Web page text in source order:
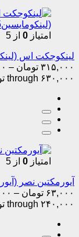
امتیاز 0 از 5
لینکوجکت اس
۳۱۵,۰۰۰ تومان –
through ۶۳۰,۰۰۰ تومان
امتیاز 0 از 5
آیورمکتین نصر
۶۳,۰۰۰ تومان –
through ۲۴۰,۰۰۰ تومان